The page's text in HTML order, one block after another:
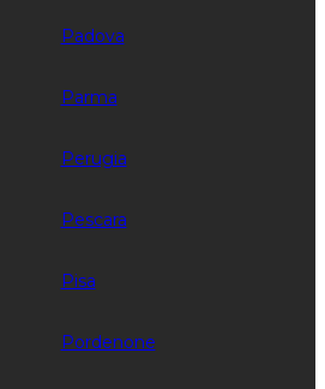
Padova
Parma
Perugia
Pescara
Pisa
Pordenone